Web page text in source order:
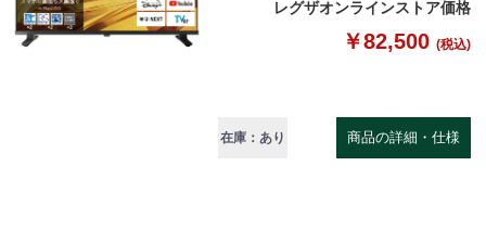
レグザオンラインストア価格
￥82,500 (税込)
在庫：あり 商品の詳細・仕様